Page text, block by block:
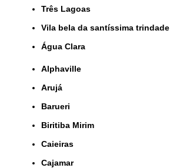
Três Lagoas
Vila bela da santíssima trindade
Água Clara
Alphaville
Arujá
Barueri
Biritiba Mirim
Caieiras
Cajamar